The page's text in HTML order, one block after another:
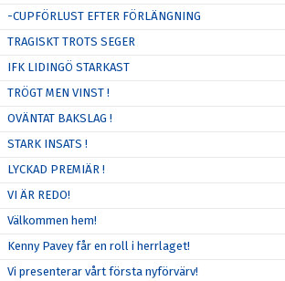
-CUPFÖRLUST EFTER FÖRLÄNGNING
TRAGISKT TROTS SEGER
IFK LIDINGÖ STARKAST
TRÖGT MEN VINST !
OVÄNTAT BAKSLAG !
STARK INSATS !
LYCKAD PREMIÄR !
VI ÄR REDO!
Välkommen hem!
Kenny Pavey får en roll i herrlaget!
Vi presenterar vårt första nyförvärv!